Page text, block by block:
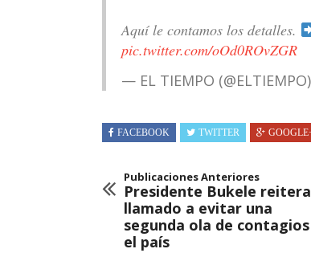
Aquí le contamos los detalles.
pic.twitter.com/oOd0ROvZGR
— EL TIEMPO (@ELTIEMPO)
FACEBOOK TWITTER
Publicaciones Anteriores
Presidente Bukele reitera
llamado a evitar una
segunda ola de
el país